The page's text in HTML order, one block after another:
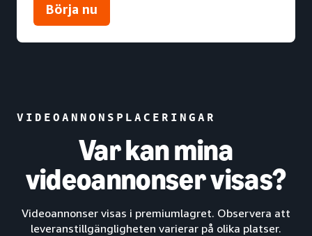
Börja nu
VIDEOANNONSPLACERINGAR
Var kan mina
videoannonser visas?
Videoannonser visas i premiumlagret. Observera att
leveranstillgängligheten varierar på olika platser.